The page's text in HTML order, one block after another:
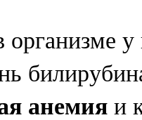
у
анемия и